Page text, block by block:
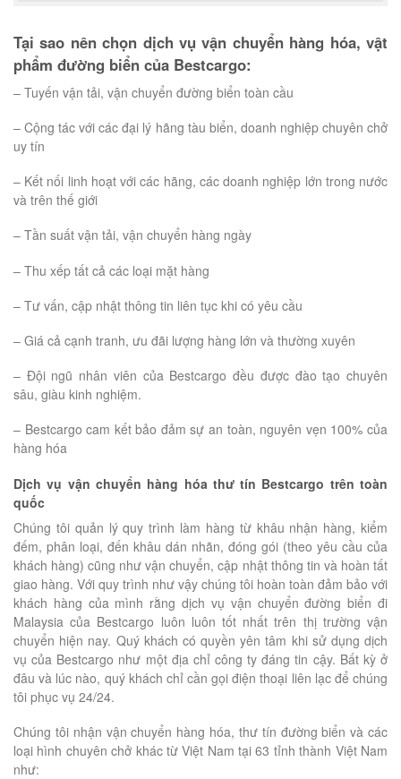
Tại sao nên chọn dịch vụ vận chuyển hàng hóa, vật
phẩm đường biển của Bestcargo:
– Tuyến vận tải, vận chuyển đường biển toàn cầu
– Cộng tác với các đại lý hãng tàu biển, doanh nghiệp chuyên chở
uy tín
– Kết nối linh hoạt với các hãng, các doanh nghiệp lớn trong nước
và trên thế giới
– Tần suất vận tải, vận chuyển hàng ngày
– Thu xếp tất cả các loại mặt hàng
– Tư vấn, cập nhật thông tin liên tục khi có yêu cầu
– Giá cả cạnh tranh, ưu đãi lượng hàng lớn và thường xuyên
– Đội ngũ nhân viên của Bestcargo đều được đào tạo chuyên
sâu, giàu kinh nghiệm.
– Bestcargo cam kết bảo đảm sự an toàn, nguyên vẹn 100% của
hàng hóa
Dịch vụ vận chuyển hàng hóa thư tín Bestcargo trên toàn
quốc
Chúng tôi quản lý quy trình làm hàng từ khâu nhận hàng, kiểm
đếm, phân loại, đến khâu dán nhãn, đóng gói (theo yêu cầu của
khách hàng) cũng như vận chuyển, cập nhật thông tin và hoàn tất
giao hàng. Với quy trình như vậy chúng tôi hoàn toàn đảm bảo với
khách hàng của mình rằng dịch vụ vận chuyển đường biển đi
Malaysia của Bestcargo luôn luôn tốt nhất trên thị trường vận
chuyển hiện nay. Quý khách có quyền yên tâm khi sử dụng dịch
vụ của Bestcargo như một địa chỉ công ty đáng tin cậy. Bất kỳ ở
đâu và lúc nào, quý khách chỉ cần gọi điện thoại liên lạc để chúng
tôi phục vụ 24/24.
Chúng tôi nhận vận chuyển hàng hóa, thư tín đường biển và các
loại hình chuyên chở khác từ Việt Nam tại 63 tỉnh thành Việt Nam
như: